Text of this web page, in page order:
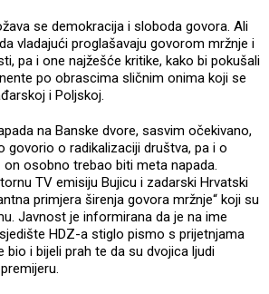
se demokracija i sloboda govora. Ali
vladajući proglašavaju govorom mržnje i
pa i one najžešće kritike, kako bi pokušali
po obrascima sličnim onima koji se
i Poljskoj.
na Banske dvore, sasvim očekivano,
govorio o radikalizaciji društva, pa i o
osobno trebao biti meta napada.
TV emisiju Bujicu i zadarski Hrvatski
primjera širenja govora mržnje“ koji su
Javnost je informirana da je na ime
HDZ-a stiglo pismo s prijetnjama
i bijeli prah te da su dvojica ljudi